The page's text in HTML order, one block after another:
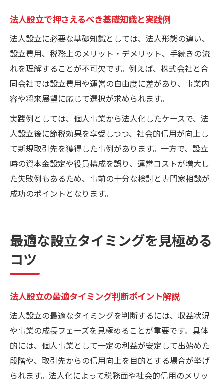
法人設立で押さえるべき基礎知識と実践例
法人設立に必要な基礎知識としては、法人形態の違い、
設立費用、税務上のメリット・デメリット、手続きの流
れを理解することが不可欠です。例えば、株式会社と合
同会社では設立費用や運営の自由度に差があり、事業内
容や将来展望に応じて選択が求められます。
実践例としては、個人事業から法人化したケースで、法
人設立後に節税効果を享受しつつ、社会的信用が向上し
て新規取引先を獲得した事例があります。一方で、設立
時の資本金設定や役員構成を誤り、運営コストが増大し
た失敗例もあるため、事前の十分な検討と専門家相談が
成功のポイントとなります。
最適な設立タイミングを見極める
コツ
法人設立の最適タイミング判断ポイント解説
法人設立の最適なタイミングを判断するには、収益状況
や事業の成長フェーズを見極めることが重要です。具体
的には、個人事業として一定の利益が安定して出始めた
段階や、取引先からの信用向上を目的とする場合が挙げ
られます。法人化によって税務面や社会的信用のメリッ